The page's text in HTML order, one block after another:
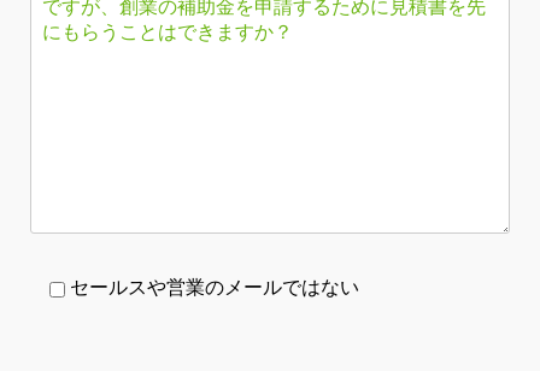
セールスや営業のメールではない